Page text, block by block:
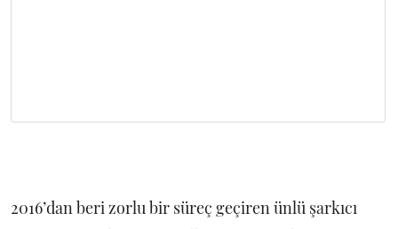
2016’dan beri zorlu bir süreç geçiren ünlü şarkıcı